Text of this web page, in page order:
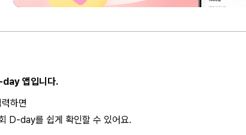
day 앱입니다.
하면
D-day를 쉽게 확인할 수 있어요.